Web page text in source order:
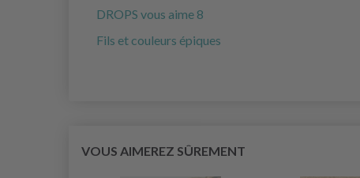
DROPS vous aime 8
Fils et couleurs épiques
VOUS AIMEREZ SÛREMENT